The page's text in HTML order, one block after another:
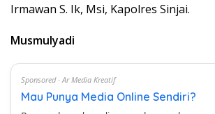
Irmawan S. Ik, Msi, Kapolres Sinjai.
Musmulyadi
Sponsored · Ar Media Kreatif
Mau Punya Media Online Sendiri?